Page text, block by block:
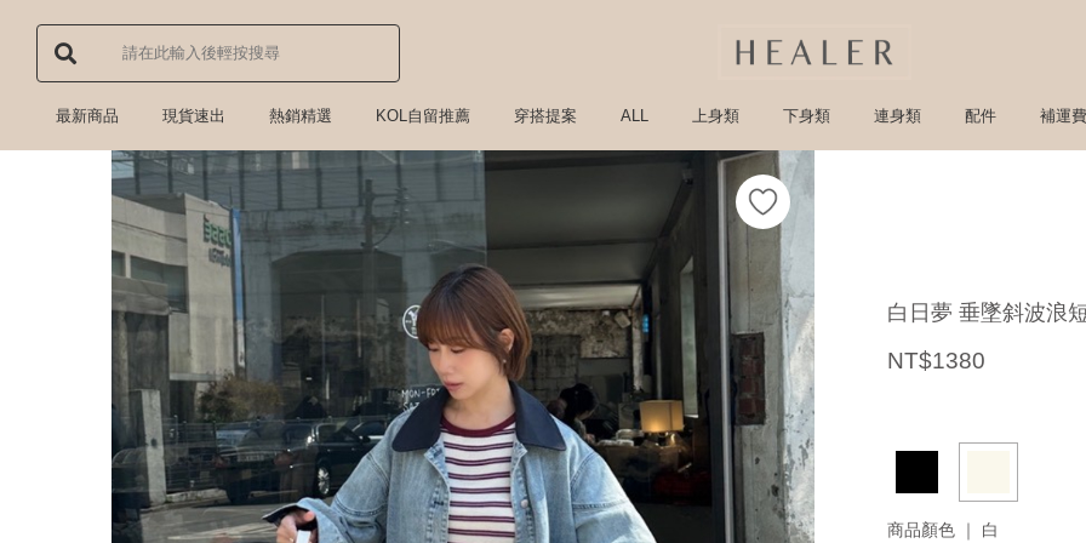
最新商品 現貨速出 熱銷精選 KOL自留推薦 穿搭提案 ALL 上身類 下身類 連身類 配件 補運費
白日夢 垂墜斜波浪
NT$1380
商品顏色 ｜ 白